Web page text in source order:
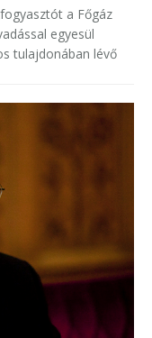
a Főgáz
egyesül
tulajdonában lévő